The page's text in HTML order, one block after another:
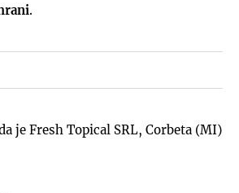
.
je Fresh Topical SRL, Corbeta (MI)